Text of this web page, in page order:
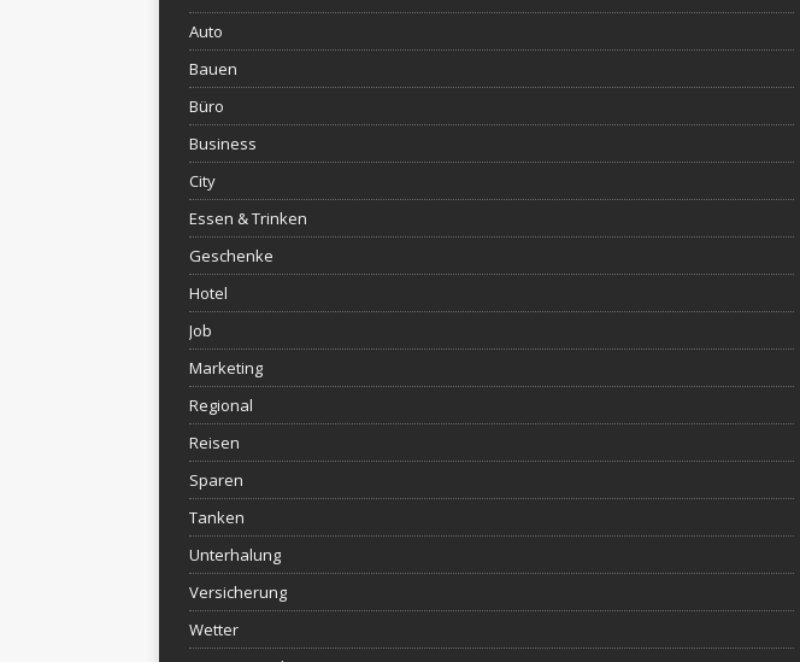
Auto
Bauen
Büro
Business
City
Essen & Trinken
Geschenke
Hotel
Job
Marketing
Regional
Reisen
Sparen
Tanken
Unterhalung
Versicherung
Wetter